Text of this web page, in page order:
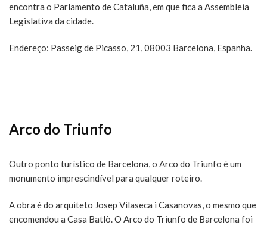
encontra o Parlamento de Cataluña, em que fica a Assembleia
Legislativa da cidade.
Endereço: Passeig de Picasso, 21, 08003 Barcelona, Espanha.
Arco do Triunfo
Outro ponto turístico de Barcelona, o Arco do Triunfo é um
monumento imprescindível para qualquer roteiro.
A obra é do arquiteto Josep Vilaseca i Casanovas, o mesmo que
encomendou a Casa Batlò. O Arco do Triunfo de Barcelona foi